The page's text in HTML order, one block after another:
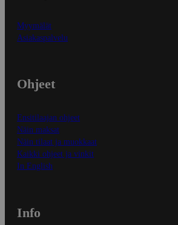
Myymälät
Asiakaspalvelu
Ohjeet
Ensitilaajan ohjeet
Näin maksat
Näin tilaat ja muokkaat
Kaikki ohjeet ja vinkit
In English
Info